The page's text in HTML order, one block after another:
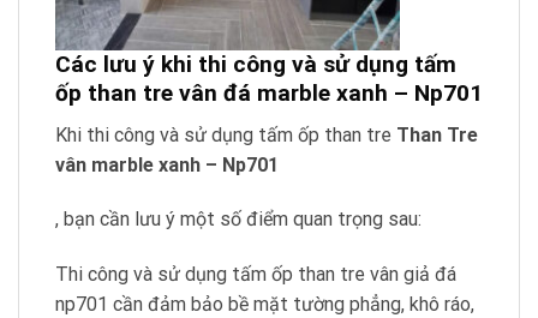
Các lưu ý khi thi công và sử dụng tấm
ốp than tre vân đá marble xanh – Np701
Khi thi công và sử dụng tấm ốp than tre Than Tre
vân marble xanh – Np701
, bạn cần lưu ý một số điểm quan trọng sau:
Thi công và sử dụng tấm ốp than tre vân giả đá
np701 cần đảm bảo bề mặt tường phẳng, khô ráo,